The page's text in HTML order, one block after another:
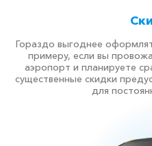
Гораздо выгоднее
примеру, если вы
аэропорт и планируете
существенные скидки
для